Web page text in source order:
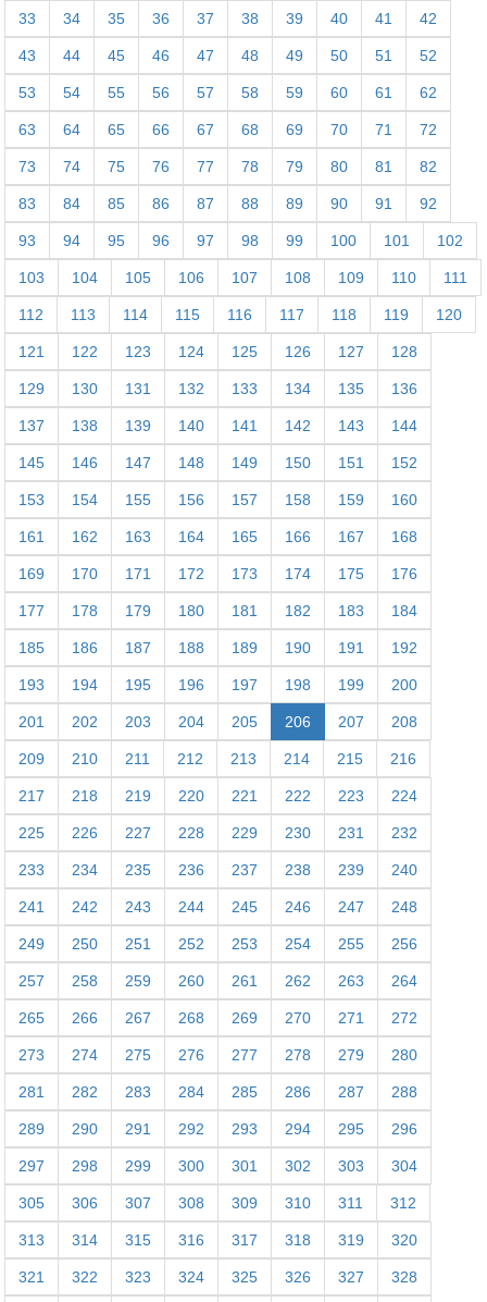
33 34 35 36 37 38 39 40 41 42
43 44 45 46 47 48 49 50 51 52
53 54 55 56 57 58 59 60 61 62
63 64 65 66 67 68 69 70 71 72
73 74 75 76 77 78 79 80 81 82
83 84 85 86 87 88 89 90 91 92
93 94 95 96 97 98 99 100 101 102
103 104 105 106 107 108 109 110 111
112 113 114 115 116 117 118 119 120
121 122 123 124 125 126 127 128
129 130 131 132 133 134 135 136
137 138 139 140 141 142 143 144
145 146 147 148 149 150 151 152
153 154 155 156 157 158 159 160
161 162 163 164 165 166 167 168
169 170 171 172 173 174 175 176
177 178 179 180 181 182 183 184
185 186 187 188 189 190 191 192
193 194 195 196 197 198 199 200
201 202 203 204 205 206 207 208
209 210 211 212 213 214 215 216
217 218 219 220 221 222 223 224
225 226 227 228 229 230 231 232
233 234 235 236 237 238 239 240
241 242 243 244 245 246 247 248
249 250 251 252 253 254 255 256
257 258 259 260 261 262 263 264
265 266 267 268 269 270 271 272
273 274 275 276 277 278 279 280
281 282 283 284 285 286 287 288
289 290 291 292 293 294 295 296
297 298 299 300 301 302 303 304
305 306 307 308 309 310 311 312
313 314 315 316 317 318 319 320
321 322 323 324 325 326 327 328